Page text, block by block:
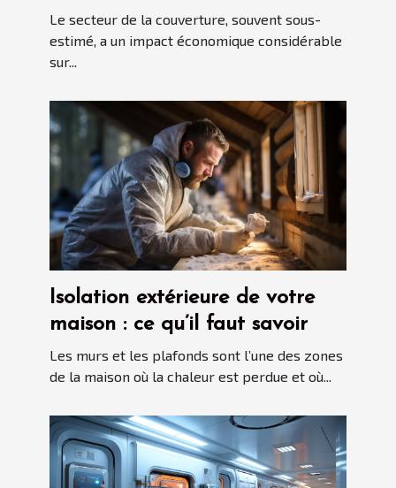
l'économie locale
Le secteur de la couverture, souvent sous-
estimé, a un impact économique considérable
sur...
Isolation extérieure de votre
maison : ce qu’il faut savoir
Les murs et les plafonds sont l’une des zones
de la maison où la chaleur est perdue et où...